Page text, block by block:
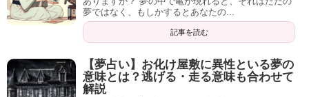
夢ではなく、もしかするとあなたの...
記事を読む
【夢占い】お化け屋敷に異性といる夢の
意味とは？逃げる・走る意味も合わせて
解説